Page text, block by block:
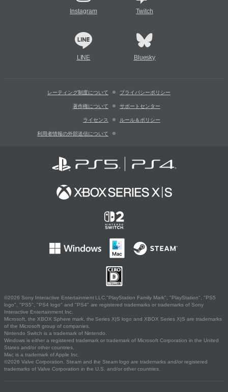
Instagram Twitch
LINE Bluesky
レーティング制度について プライバシーポリシー
著作権について サポートセンター
ライセンス ルール＆ポリシー
利用者情報の外部送信について
©2026 Sony Interactive Entertainment LLC."PlayStation Family Mark", "PlayStation", "PS5
logo", "PS5", "PS4 logo" and "PS4" are registered trademarks or trademarks of Sony
Interactive Entertainment Inc.
Microsoft, the XBOX Sphere mark, the Series X|S logo and XBOX Series X|S are trademarks
of the Microsoft group of companies.
Nintendo Switch is a trademark of Nintendo.
Windows is either a registered trademark or trademark of Microsoft Corporation in the United
States and/or other countries.
Mac is a trademark of Apple Inc.
©2026 Valve Corporation. Steam and the Steam logo are trademarks and/or registered
trademarks of Valve Corporation in the U.S. and/or other countries.